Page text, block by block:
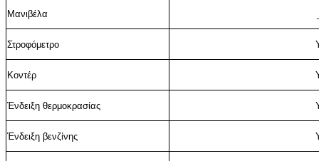
Μανιβέλα
Στροφόμετρο
Κοντέρ
Ένδειξη θερμοκρασίας
Ένδειξη βενζίνης